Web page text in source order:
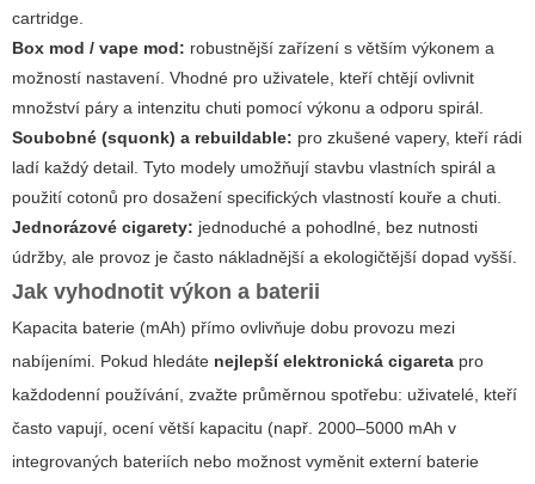
cartridge.
Box mod / vape mod: robustnější zařízení s větším výkonem a
možností nastavení. Vhodné pro uživatele, kteří chtějí ovlivnit
množství páry a intenzitu chuti pomocí výkonu a odporu spirál.
Soubobné (squonk) a rebuildable: pro zkušené vapery, kteří rádi
ladí každý detail. Tyto modely umožňují stavbu vlastních spirál a
použití cotonů pro dosažení specifických vlastností kouře a chuti.
Jednorázové cigarety: jednoduché a pohodlné, bez nutnosti
údržby, ale provoz je často nákladnější a ekologičtější dopad vyšší.
Jak vyhodnotit výkon a baterii
Kapacita baterie (mAh) přímo ovlivňuje dobu provozu mezi
nabíjeními. Pokud hledáte nejlepší elektronická cigareta pro
každodenní používání, zvažte průměrnou spotřebu: uživatelé, kteří
často vapují, ocení větší kapacitu (např. 2000–5000 mAh v
integrovaných bateriích nebo možnost vyměnit externí baterie